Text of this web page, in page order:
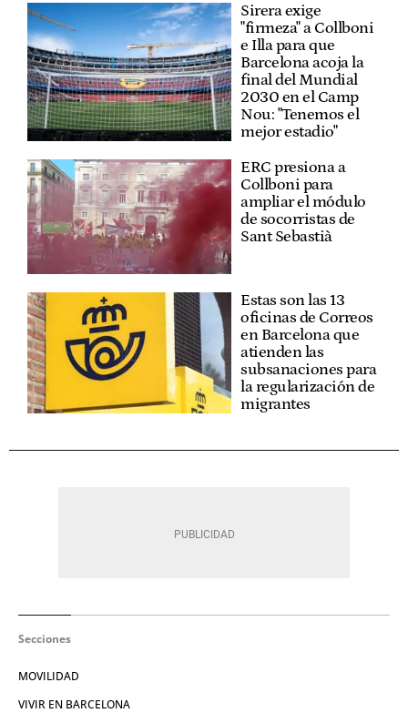
Sirera exige
"firmeza" a Collboni
e Illa para que
Barcelona acoja la
final del Mundial
2030 en el Camp
Nou: "Tenemos el
mejor estadio"
ERC presiona a
Collboni para
ampliar el módulo
de socorristas de
Sant Sebastià
Estas son las 13
oficinas de Correos
en Barcelona que
atienden las
subsanaciones para
la regularización de
migrantes
Secciones
MOVILIDAD
VIVIR EN BARCELONA